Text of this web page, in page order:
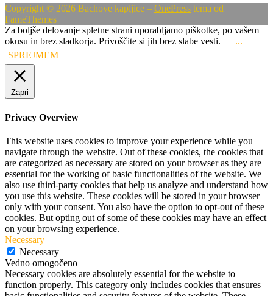
Copyright © 2026 Bachove kapljice – OnePress tema od
FameThemes
Za boljše delovanje spletne strani uporabljamo piškotke, po vašem
okusu in brez sladkorja. Privoščite si jih brez slabe vesti.
...
SPREJMEM
Zapri
Privacy Overview
This website uses cookies to improve your experience while you
navigate through the website. Out of these cookies, the cookies that
are categorized as necessary are stored on your browser as they are
essential for the working of basic functionalities of the website. We
also use third-party cookies that help us analyze and understand how
you use this website. These cookies will be stored in your browser
only with your consent. You also have the option to opt-out of these
cookies. But opting out of some of these cookies may have an effect
on your browsing experience.
Necessary
Necessary
Vedno omogočeno
Necessary cookies are absolutely essential for the website to
function properly. This category only includes cookies that ensures